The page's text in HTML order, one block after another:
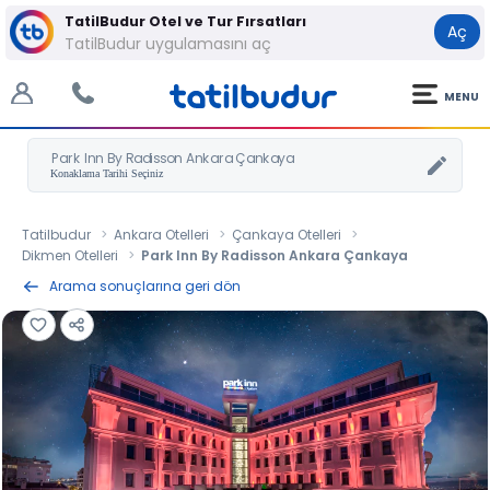
TatilBudur Otel ve Tur Fırsatları
TatilBudur uygulamasını aç
Aç
MENU
Park Inn By Radisson Ankara Çankaya
Tatilbudur Ankara Otelleri
Çankaya Otelleri
Dikmen Otelleri
Park Inn By Radisson Ankara Çankaya
Arama sonuçlarına geri dön